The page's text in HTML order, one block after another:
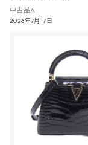
中古品A
2026年7月17日